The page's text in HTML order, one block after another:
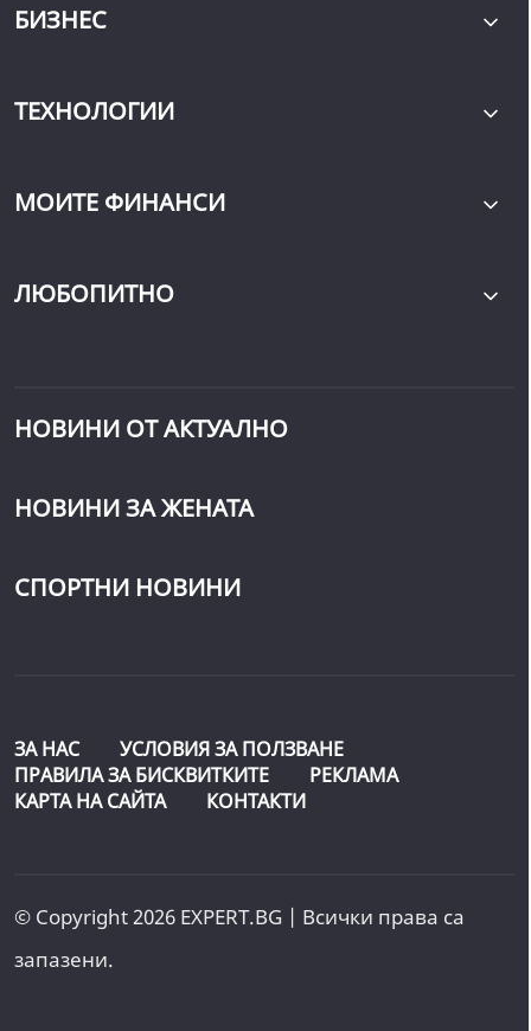
БИЗНЕС
ТЕХНОЛОГИИ
МОИТЕ ФИНАНСИ
ЛЮБОПИТНО
НОВИНИ ОТ АКТУАЛНО
НОВИНИ ЗА ЖЕНАТА
СПОРТНИ НОВИНИ
ЗА НАС
УСЛОВИЯ ЗА ПОЛЗВАНЕ
ПРАВИЛА ЗА БИСКВИТКИТЕ
РЕКЛАМА
КАРТА НА САЙТА
КОНТАКТИ
© Copyright 2026 EXPERT.BG | Всички права са
запазени.